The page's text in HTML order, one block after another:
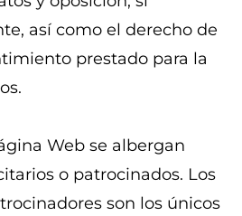
así como el derecho de
prestado para la
Web se albergan
o patrocinados. Los
son los únicos